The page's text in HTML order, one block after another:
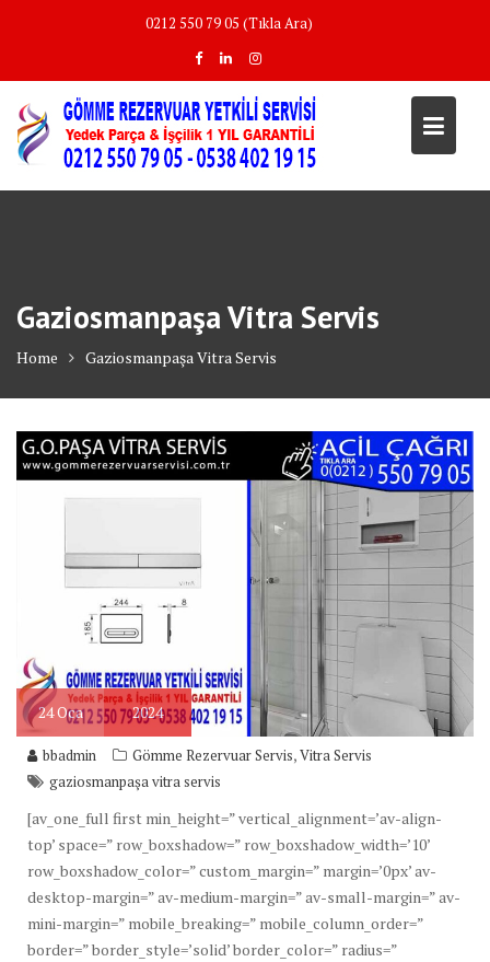
0212 550 79 05 (Tıkla Ara)
Gaziosmanpaşa Vitra Servis
Home Gaziosmanpaşa Vitra Servis
24Oca 2024
bbadmin Gömme Rezervuar Servis,Vitra Servis
gaziosmanpaşa vitra servis
[av_one_full first min_height=” vertical_alignment=’av-align-
top’ space=” row_boxshadow=” row_boxshadow_width=’10’
row_boxshadow_color=” custom_margin=” margin=’0px’ av-
desktop-margin=” av-medium-margin=” av-small-margin=” av-
mini-margin=” mobile_breaking=” mobile_column_order=”
border=” border_style=’solid’ border_color=” radius=”